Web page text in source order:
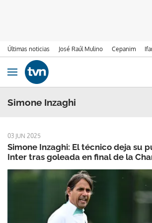
Últimas noticias José Raúl Mulino Cepanim
Ir al contenido
Obrir navegació
Simone Inzaghi
03 JUN 2025
Simone Inzaghi: El técnico deja su
Inter tras goleada en final de la